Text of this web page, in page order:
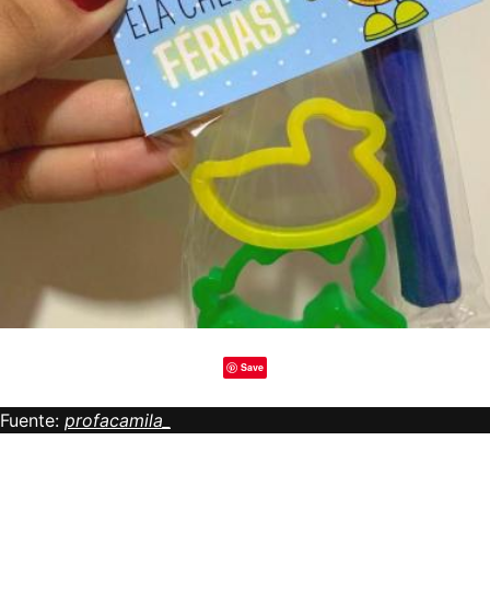
Save
Fuente: profacamila_